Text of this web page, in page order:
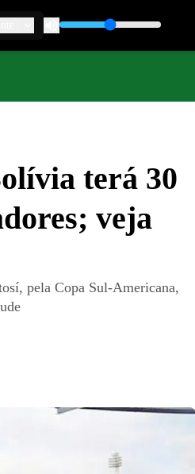
terá 30
veja
pela Copa Sul-Americana,